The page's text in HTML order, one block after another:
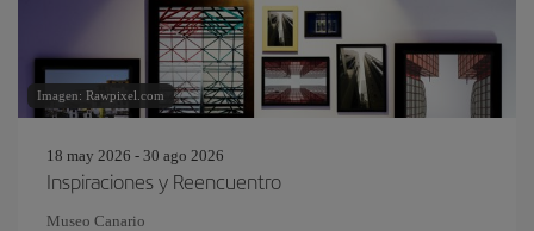
Imagen: Rawpixel.com
18 may 2026 - 30 ago 2026
Inspiraciones y Reencuentro
Museo Canario